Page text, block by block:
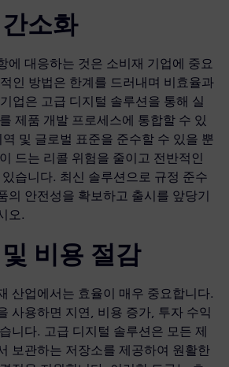
소화
에 대응하는 것은 소비재 기업에 중요
인 방법은 한계를 드러내며 비효율과
업은 고급 디지털 솔루션을 통해 실
제품 개발 프로세스에 통합할 수 있
및 글로벌 표준을 준수할 수 있을 뿐
드는 리콜 위험을 줄이고 전반적인
습니다. 최신 솔루션으로 규정 준수
의 안전성을 확보하고 출시를 앞당기
오.
비용 절감
산업에서는 효율이 매우 중요합니다.
사용하면 지연, 비용 증가, 투자 수익
니다. 고급 디지털 솔루션은 모든 제
보관하는 저장소를 제공하여 원활한